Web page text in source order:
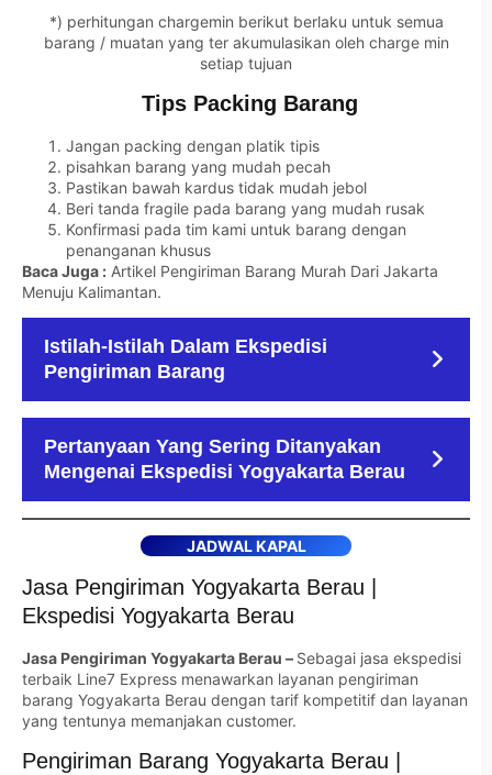
*) perhitungan chargemin berikut berlaku untuk semua
barang / muatan yang ter akumulasikan oleh charge min
setiap tujuan
Tips Packing Barang
Jangan packing dengan platik tipis
pisahkan barang yang mudah pecah
Pastikan bawah kardus tidak mudah jebol
Beri tanda fragile pada barang yang mudah rusak
Konfirmasi pada tim kami untuk barang dengan
penanganan khusus
Baca Juga : Artikel Pengiriman Barang Murah Dari Jakarta
Menuju Kalimantan.
Istilah-Istilah Dalam Ekspedisi
Pengiriman Barang
Pertanyaan Yang Sering Ditanyakan
Mengenai Ekspedisi Yogyakarta Berau
JADWAL KAPAL
Jasa Pengiriman Yogyakarta Berau |
Ekspedisi Yogyakarta Berau
Jasa Pengiriman Yogyakarta Berau – Sebagai jasa ekspedisi
terbaik Line7 Express menawarkan layanan pengiriman
barang Yogyakarta Berau dengan tarif kompetitif dan layanan
yang tentunya memanjakan customer.
Pengiriman Barang Yogyakarta Berau |